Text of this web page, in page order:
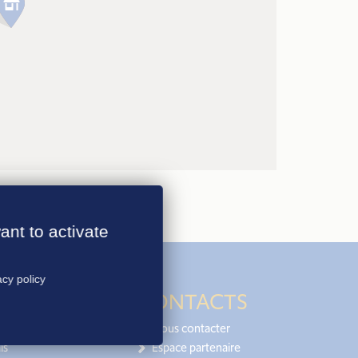
CONTACTS
Nous contacter
Espace partenaire
to activate
policy